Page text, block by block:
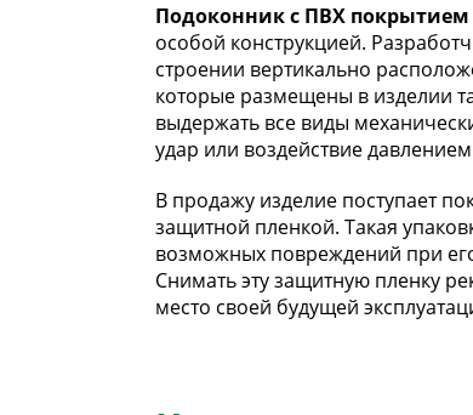
Подоконник с ПВХ
особой конструкцией.
строении вертикально
которые размещены в изделии
выдержать все виды
удар или воздействие
В продажу изделие поступает
защитной пленкой. Такая
возможных повреждений при
Снимать эту защитную пленку
место своей будущей